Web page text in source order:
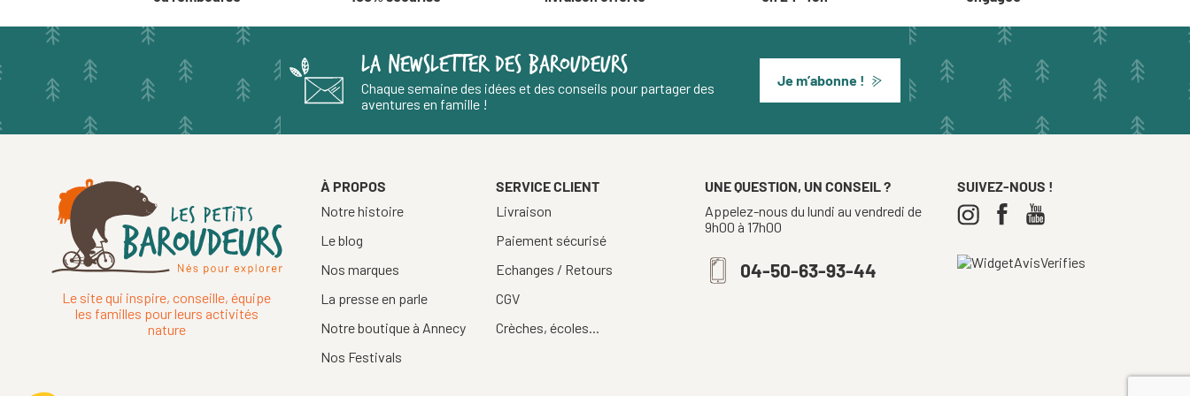
LA NEWSLETTER DES BAROUDEURS
Chaque semaine des idées et des conseils pour partager des
aventures en famille !
Je m’abonne !
Le site qui inspire, conseille, équipe
les familles pour leurs activités
nature
À PROPOS
Notre histoire
Le blog
Nos marques
La presse en parle
Notre boutique à Annecy
Nos Festivals
SERVICE CLIENT
Livraison
Paiement sécurisé
Echanges / Retours
CGV
Crèches, écoles...
UNE QUESTION, UN CONSEIL ?
Appelez-nous du lundi au vendredi de
9h00 à 17h00
04-50-63-93-44
SUIVEZ-NOUS !